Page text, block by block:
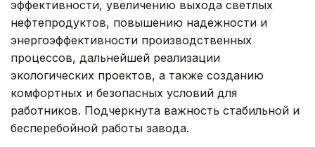
эффективности, увеличению выхода светлых
нефтепродуктов, повышению надежности и
энергоэффективности производственных
процессов, дальнейшей реализации
экологических проектов, а также созданию
комфортных и безопасных условий для
работников. Подчеркнута важность стабильной и
бесперебойной работы завода.